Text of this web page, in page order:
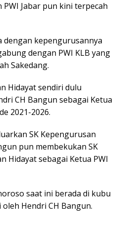
Jabar pun kini terpecah
dengan kepengurusannya
dengan PWI KLB yang
Sakedang.
Hidayat sendiri dulu
CH Bangun sebagai Ketua
2021-2026.
SK Kepengurusan
pun membekukan SK
Hidayat sebagai Ketua PWI
saat ini berada di kubu
Hendri CH Bangun.